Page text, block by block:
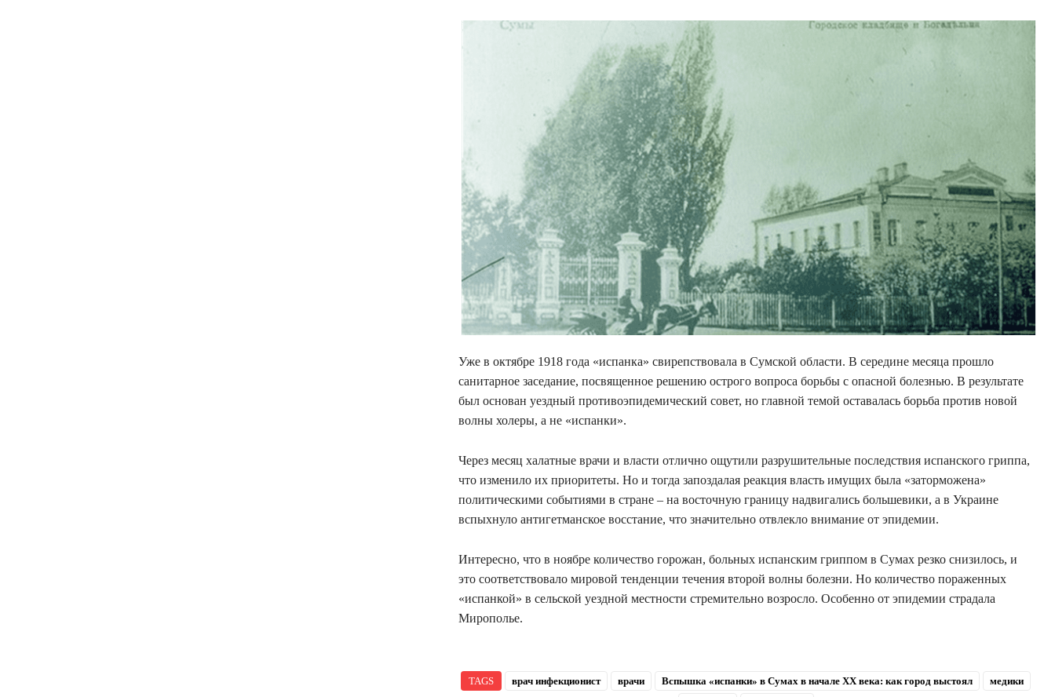
Уже в октябре 1918 года «испанка» свирепствовала в Сумской области. В середине месяца прошло
санитарное заседание, посвященное решению острого вопроса борьбы с опасной болезнью. В результате
был основан уездный противоэпидемический совет, но главной темой оставалась борьба против новой
волны холеры, а не «испанки».
Через месяц халатные врачи и власти отлично ощутили разрушительные последствия испанского гриппа,
что изменило их приоритеты. Но и тогда запоздалая реакция власть имущих была «заторможена»
политическими событиями в стране – на восточную границу надвигались большевики, а в Украине
вспыхнуло антигетманское восстание, что значительно отвлекло внимание от эпидемии.
Интересно, что в ноябре количество горожан, больных испанским гриппом в Сумах резко снизилось, и
это соответствовало мировой тенденции течения второй волны болезни. Но количество пораженных
«испанкой» в сельской уездной местности стремительно возросло. Особенно от эпидемии страдала
Мирополье.
TAGS врач инфекционист врачи Вспышка «испанки» в Сумах в начале ХХ века: как город выстоял медики